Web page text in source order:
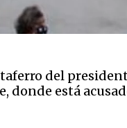
del
donde está